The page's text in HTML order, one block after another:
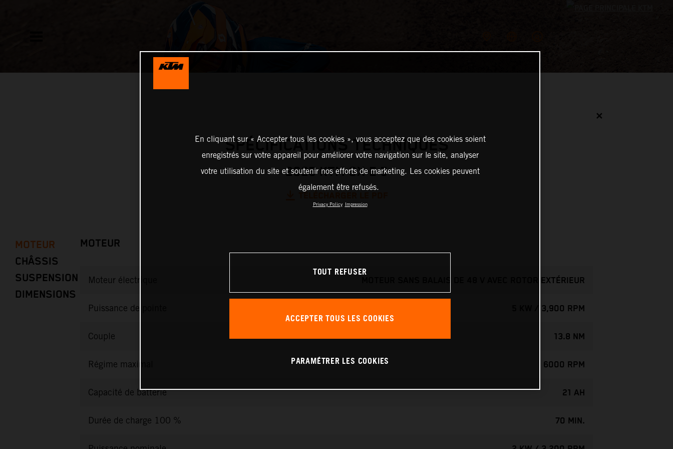
✕
SPÉCIFICATIONS TECHNIQUES
2025 KTM SX-E 5
MOTEUR
CHÂSSIS
SUSPENSION
DIMENSIONS
MOTEUR
Moteur électrique MOTEUR SANS BALAIS DE 48 V AVEC ROTOR EXTÉRIEUR
Puissance de pointe 5 KW / 3,900 RPM
Couple 13.8 NM
Régime maximal 6000 RPM
Capacité de batterie 21 AH
Durée de charge 100 % 70 MIN.
En cliquant sur « Accepter tous les cookies », vous acceptez que des cookies soient
enregistrés sur votre appareil pour améliorer votre navigation sur le site, analyser
votre utilisation du site et soutenir nos efforts de marketing. Les cookies peuvent
également être refusés.
Privacy Policy Impression
TOUT REFUSER
ACCEPTER TOUS LES COOKIES
PARAMÉTRER LES COOKIES